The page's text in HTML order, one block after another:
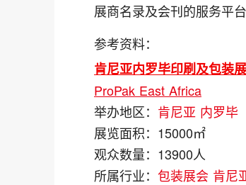
展商名录及会刊的服务平
参考资料：
肯尼亚内罗毕印刷及包装
ProPak East Africa
举办地区： 肯尼亚 内罗毕
展览面积： 15000㎡
观众数量： 13900人
所属行业： 包装展会 肯尼